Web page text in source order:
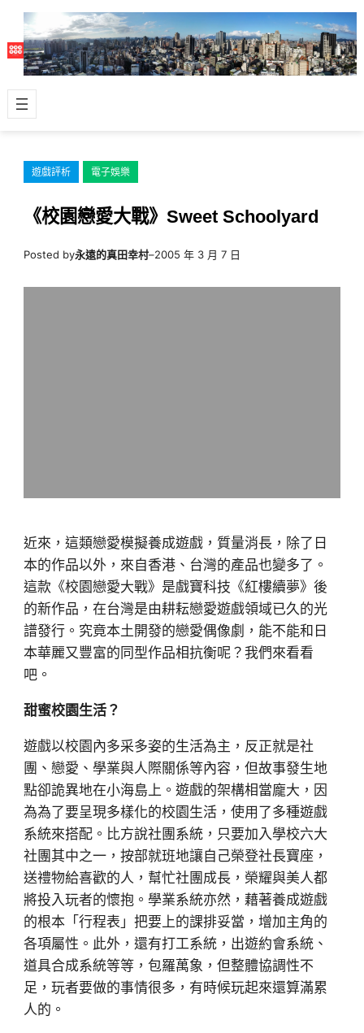
主
容
遊戲評析 電子娛樂
《校園戀愛大戰》Sweet Schoolyard
Posted by永遠的真田幸村–2005 年 3 月 7 日
近來，這類戀愛模擬養成遊戲，質量消長，除了日
本的作品以外，來自香港、台灣的產品也變多了。
這款《校園戀愛大戰》是戲寶科技《紅樓續夢》後
的新作品，在台灣是由耕耘戀愛遊戲領域已久的光
譜發行。究竟本土開發的戀愛偶像劇，能不能和日
本華麗又豐富的同型作品相抗衡呢？我們來看看
吧。
甜蜜校園生活？
遊戲以校園內多采多姿的生活為主，反正就是社
團、戀愛、學業與人際關係等內容，但故事發生地
點卻詭異地在小海島上。遊戲的架構相當龐大，因
為為了要呈現多樣化的校園生活，使用了多種遊戲
系統來搭配。比方說社團系統，只要加入學校六大
社團其中之一，按部就班地讓自己榮登社長寶座，
送禮物給喜歡的人，幫忙社團成長，榮耀與美人都
將投入玩者的懷抱。學業系統亦然，藉著養成遊戲
的根本「行程表」把要上的課排妥當，增加主角的
各項屬性。此外，還有打工系統，出遊約會系統、
道具合成系統等等，包羅萬象，但整體協調性不
足，玩者要做的事情很多，有時候玩起來還算滿累
人的。